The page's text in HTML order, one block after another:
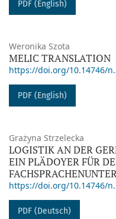
PDF (English)
Weronika Szota
MELIC TRANSLATION
https://doi.org/10.14746/
PDF (English)
Grażyna Strzelecka
LOGISTIK AN DER
EIN PLÄDOYER FÜR
https://doi.org/10.14746/
PDF (Deutsch)